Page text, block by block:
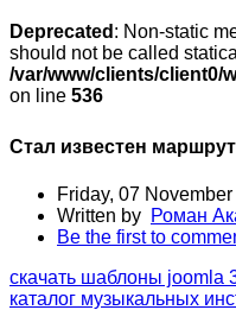
Deprecated : Non-static
should not be called
/var/www/clients/client0/
on line 536
Стал известен
Friday, 07
Written by Роман
Be the first to
скачать шаблоны joomla
каталог музыкальных